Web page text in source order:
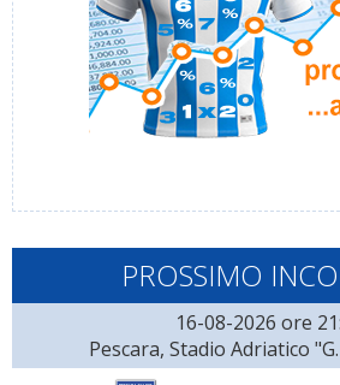
PROSSIMO
16-08-2026 ore
Pescara, Stadio Adriatico